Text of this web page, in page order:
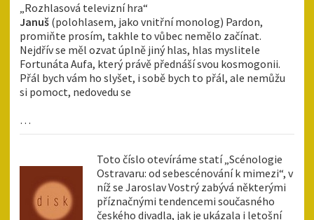
„Rozhlasová televizní hra“
Januš (polohlasem, jako vnitřní monolog) Pardon,
promiňte prosím, takhle to vůbec nemělo začínat.
Nejdřív se měl ozvat úplně jiný hlas, hlas myslitele
Fortunáta Aufa, který právě přednáší svou kosmogonii.
Přál bych vám ho slyšet, i sobě bych to přál, ale nemůžu
si pomoct, nedovedu se
…
Toto číslo otevíráme statí „Scénologie
Ostravaru: od sebescénování k mimezi“, v
níž se Jaroslav Vostrý zabývá některými
příznačnými tendencemi současného
českého divadla, jak je ukázala i letošní